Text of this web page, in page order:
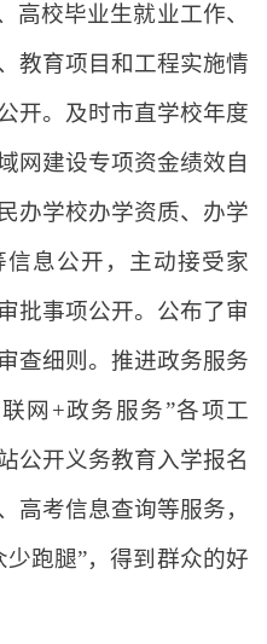
高校毕业生就业工作、
教育项目和工程实施情
开。及时市直学校年度
网建设专项资金绩效自
办学校办学资质、办学
息公开，主动接受家
批事项公开。公布了审
查细则。推进政务服务
网+政务服务”各项工
公开义务教育入学报名
高考信息查询等服务，
跑腿”，得到群众的好